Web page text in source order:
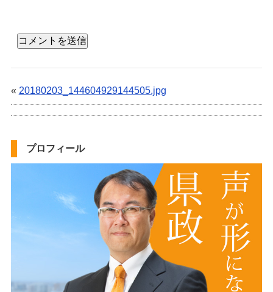
« 20180203_144604929144505.jpg
プロフィール